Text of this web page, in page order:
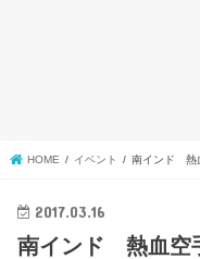
HOME イベント 南インド 熱
2017.03.16
南インド 熱血空